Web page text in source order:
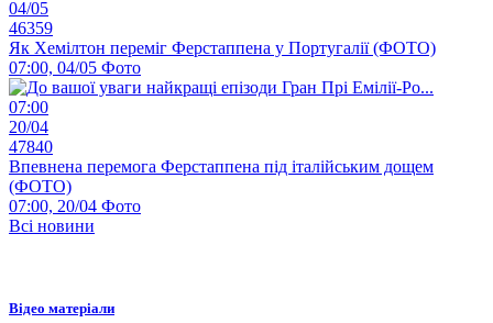
04/05
46359
Як Хемілтон переміг Ферстаппена у Португалії (ФОТО)
07:00, 04/05 Фото
07:00
20/04
47840
Впевнена перемога Ферстаппена під італійським дощем
(ФОТО)
07:00, 20/04 Фото
Всі новини
Відео матеріали